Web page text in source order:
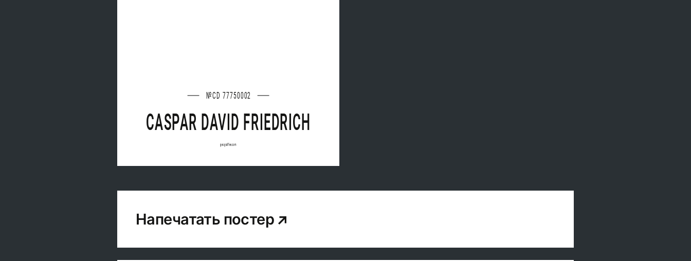
№CD 77750002
CASPAR DAVID FRIEDRICH
geograffee.com
Напечатать постер